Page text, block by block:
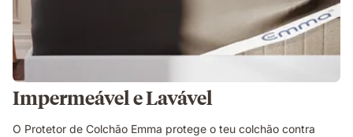
Impermeável e Lavável
O Protetor de Colchão Emma protege o teu colchão contra